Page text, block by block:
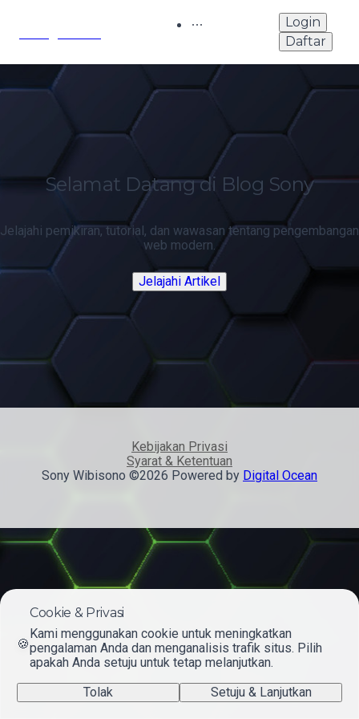
Login
Daftar
Selamat Datang di Blog Sony
Jelajahi pemikiran, tutorial, dan wawasan tentang pengembangan
web modern.
Jelajahi Artikel
Kebijakan Privasi
Syarat & Ketentuan
Sony Wibisono ©2026 Powered by Digital Ocean
🍪
Cookie & Privasi
Kami menggunakan cookie untuk meningkatkan
pengalaman Anda dan menganalisis trafik situs. Pilih
apakah Anda setuju untuk tetap melanjutkan.
Tolak
Setuju & Lanjutkan